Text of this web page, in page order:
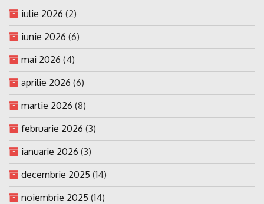
iulie 2026 (2)
iunie 2026 (6)
mai 2026 (4)
aprilie 2026 (6)
martie 2026 (8)
februarie 2026 (3)
ianuarie 2026 (3)
decembrie 2025 (14)
noiembrie 2025 (14)